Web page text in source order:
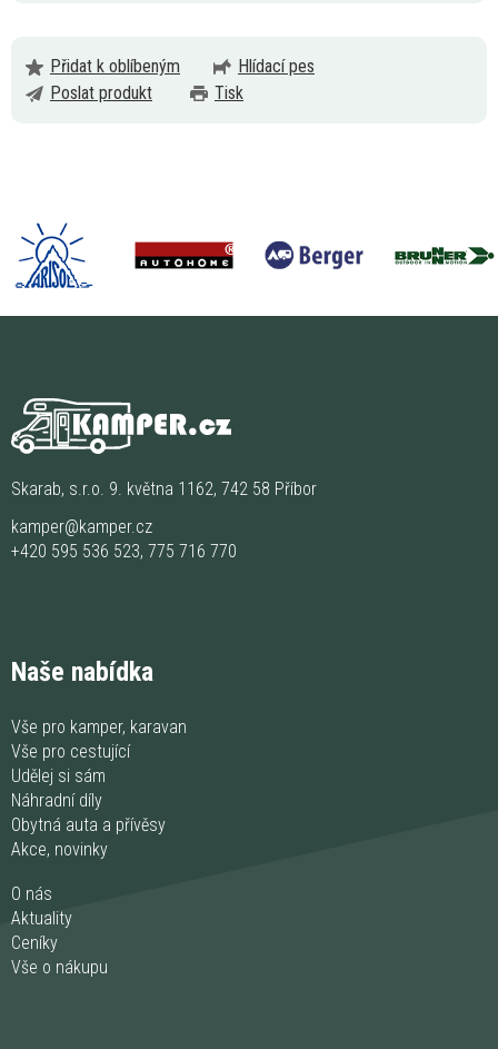
Přidat k oblíbeným
Hlídací pes
Poslat produkt
Tisk
Skarab, s.r.o. 9. května 1162, 742 58 Příbor
kamper@kamper.cz
+420 595 536 523, 775 716 770
Naše nabídka
Vše pro kamper, karavan
Vše pro cestující
Udělej si sám
Náhradní díly
Obytná auta a přívěsy
Akce, novinky
O nás
Aktuality
Ceníky
Vše o nákupu